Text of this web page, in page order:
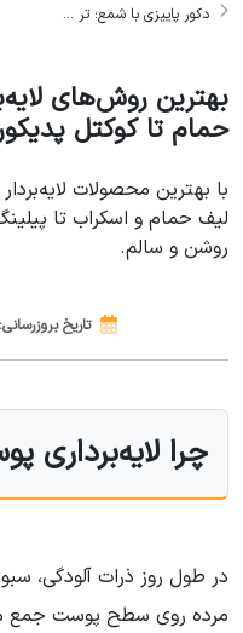
دکور پاییزی با شمع؛ تر ...
بهترین روش‌های
حمام تا کوکتل
با بهترین محصولات
لیف حمام و اسکراب تا
روشن و سالم.
تاریخ بروزرسانی:
چرا
در طول روز ذرات آلودگی،
مرده روی سطح پوست جمع